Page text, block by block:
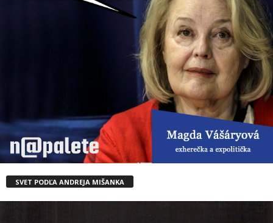
SVET PODĽA ANDREJA MIŠANKA